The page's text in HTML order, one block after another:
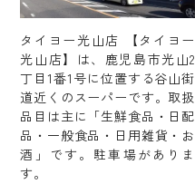
タイヨー光山店 【タイヨー
光山店】は、鹿児島市光山2
丁目1番1号に位置する谷山街
道近くのスーパーです。取扱
品目は主に「生鮮食品・日配
品・一般食品・日用雑貨・お
酒」です。駐車場がありま
す。